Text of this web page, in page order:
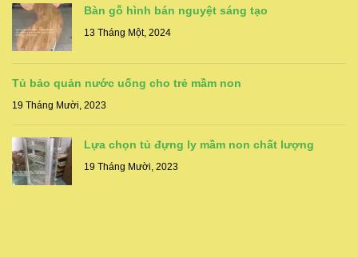
Bàn gỗ hình bán nguyệt sáng tạo
13 Tháng Một, 2024
Tủ bảo quản nước uống cho trẻ mầm non
19 Tháng Mười, 2023
Lựa chọn tủ đựng ly mầm non chất lượng
19 Tháng Mười, 2023